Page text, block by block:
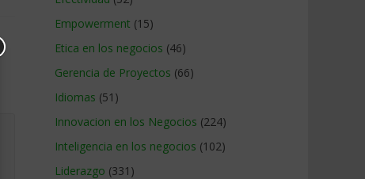
Empowerment (15)
Etica en los negocios (46)
Gerencia de Proyectos (66)
Idiomas (51)
Innovacion en los Negocios (224)
Inteligencia en los negocios (102)
Liderazgo (331)